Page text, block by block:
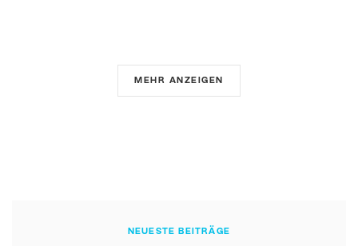
MEHR ANZEIGEN
NEUESTE BEITRÄGE